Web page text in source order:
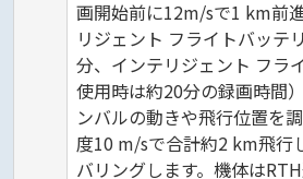
画開始前に12m/sで1 km前
リジェント フライトバッテ
分、インテリジェント フラ
使用時は約20分の録画時間
ンバルの動きや飛行位置を
度10 m/sで合計約2 km飛行
バリングします。機体は